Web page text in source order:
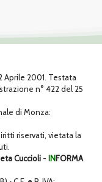
Aprile 2001. Testata
n° 422 del 25
di Monza:
riservati, vietata la
Cuccioli - INFORMA